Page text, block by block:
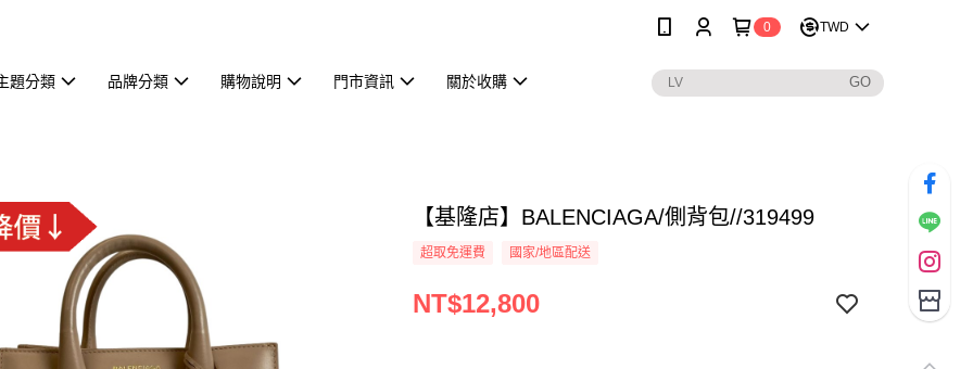
0 TWD
題分類 品牌分類 購物說明 門市資訊 關於收購
【基隆店】BALENCIAGA/側背包//319499
超取免運費 國家/地區配送
NT$12,800